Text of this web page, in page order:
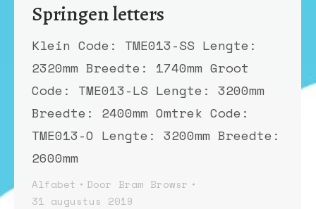
Springen letters
Klein Code: TME013-SS Lengte:
2320mm Breedte: 1740mm Groot
Code: TME013-LS Lengte: 3200mm
Breedte: 2400mm Omtrek Code:
TME013-O Lengte: 3200mm Breedte:
2600mm
Alfabet Door Bram Browsr
31 augustus 2019